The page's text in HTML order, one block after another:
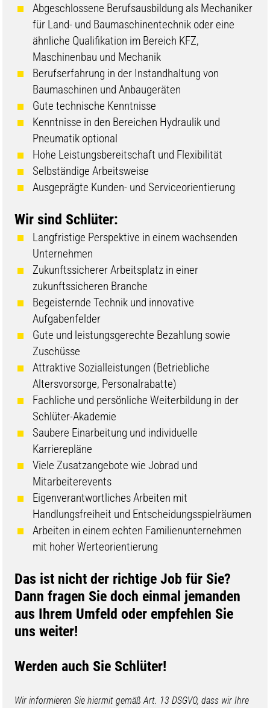
Abgeschlossene Berufsausbildung als Mechaniker
für Land- und Baumaschinentechnik oder eine
ähnliche Qualifikation im Bereich KFZ,
Maschinenbau und Mechanik
Berufserfahrung in der Instandhaltung von
Baumaschinen und Anbaugeräten
Gute technische Kenntnisse
Kenntnisse in den Bereichen Hydraulik und
Pneumatik optional
Hohe Leistungsbereitschaft und Flexibilität
Selbständige Arbeitsweise
Ausgeprägte Kunden- und Serviceorientierung
Wir sind Schlüter:
Langfristige Perspektive in einem wachsenden
Unternehmen
Zukunftssicherer Arbeitsplatz in einer
zukunftssicheren Branche
Begeisternde Technik und innovative
Aufgabenfelder
Gute und leistungsgerechte Bezahlung sowie
Zuschüsse
Attraktive Sozialleistungen (Betriebliche
Altersvorsorge, Personalrabatte)
Fachliche und persönliche Weiterbildung in der
Schlüter-Akademie
Saubere Einarbeitung und individuelle
Karrierepläne
Viele Zusatzangebote wie Jobrad und
Mitarbeiterevents
Eigenverantwortliches Arbeiten mit
Handlungsfreiheit und Entscheidungsspielräumen
Arbeiten in einem echten Familienunternehmen
mit hoher Werteorientierung
​​​​​​​​​​Das ist nicht der richtige Job für Sie?
Dann fragen Sie doch einmal jemanden
aus Ihrem Umfeld oder empfehlen Sie
uns weiter!
Werden auch Sie Schlüter!
Wir informieren Sie hiermit gemäß Art. 13 DSGVO, dass wir Ihre